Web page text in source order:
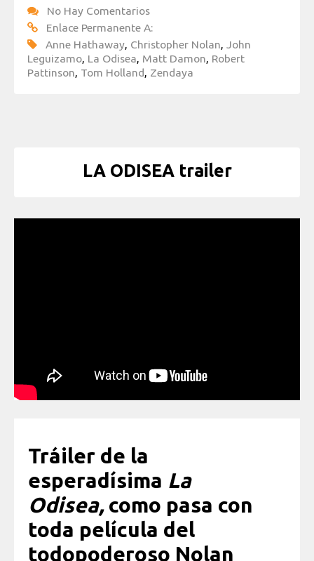
No Hay Comentarios
Enlace Permanente A:
Anne Hathaway, Christopher Nolan, John
Leguizamo, La Odisea, Matt Damon, Robert
Pattinson, Tom Holland, Zendaya
LA ODISEA trailer
Tráiler de la
esperadísima La
Odisea, como pasa con
toda película del
todopoderoso Nolan